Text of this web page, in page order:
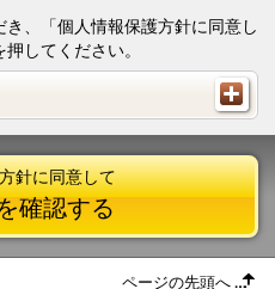
、「個人情報保護方針に同意し
してください。
針に同意して
確認する
ページの先頭へ